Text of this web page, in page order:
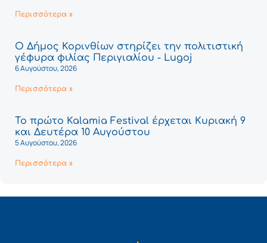
Περισσότερα »
Ο Δήμος Κορινθίων στηρίζει την πολιτιστική
γέφυρα φιλίας Περιγιαλίου - Lugoj
6 Αυγούστου, 2026
Περισσότερα »
Το πρώτο Kalamia Festival έρχεται Κυριακή 9
και Δευτέρα 10 Αυγούστου
5 Αυγούστου, 2026
Περισσότερα »